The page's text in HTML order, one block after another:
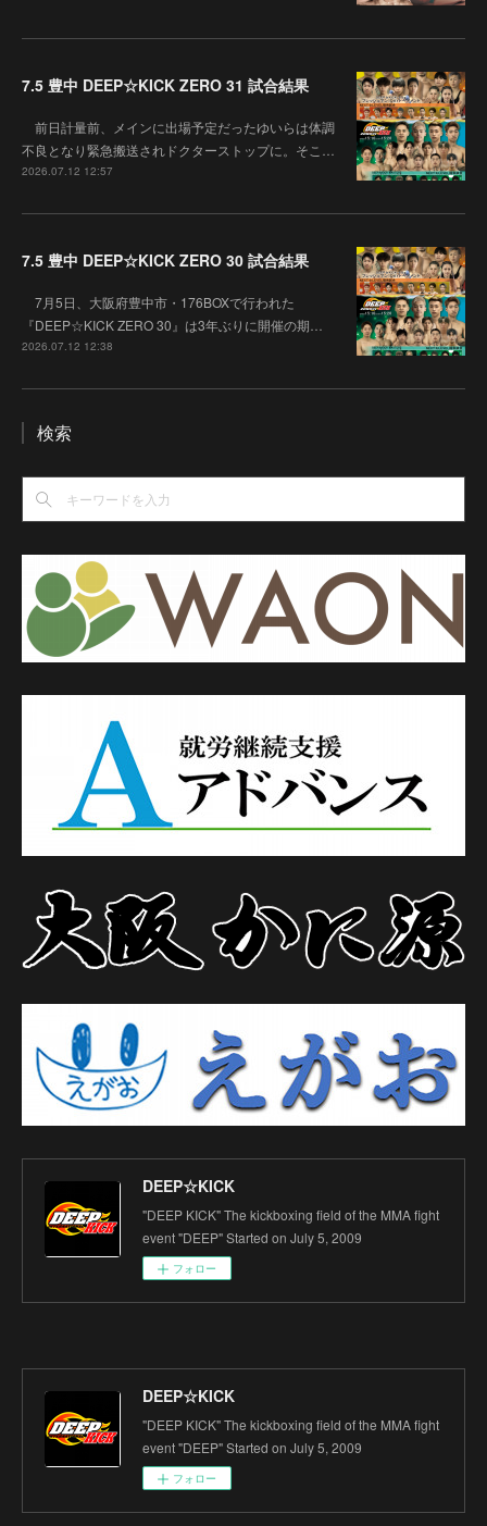
7.5 豊中 DEEP☆KICK ZERO 31 試合結果
前日計量前、メインに出場予定だったゆいらは体調
不良となり緊急搬送されドクターストップに。そこ…
2026.07.12 12:57
7.5 豊中 DEEP☆KICK ZERO 30 試合結果
7月5日、大阪府豊中市・176BOXで行われた
『DEEP☆KICK ZERO 30』は3年ぶりに開催の期…
2026.07.12 12:38
検索
DEEP☆KICK
"DEEP KICK" The kickboxing field of the MMA fight
event "DEEP" Started on July 5, 2009
フォロー
DEEP☆KICK
"DEEP KICK" The kickboxing field of the MMA fight
event "DEEP" Started on July 5, 2009
フォロー